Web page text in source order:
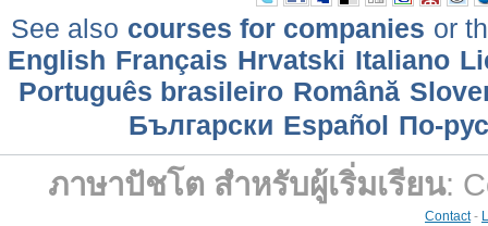
See also courses for companies or
English Français Hrvatski Italiano
Português brasileiro Română
Български Еspañol По-
ภาษาปัชโต สำหรับผู้เริ่มเรียน:
Contact-